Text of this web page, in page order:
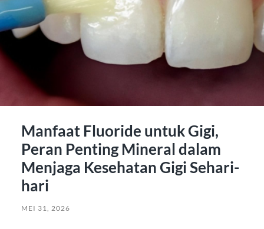
Manfaat Fluoride untuk Gigi,
Peran Penting Mineral dalam
Menjaga Kesehatan Gigi Sehari-
hari
MEI 31, 2026